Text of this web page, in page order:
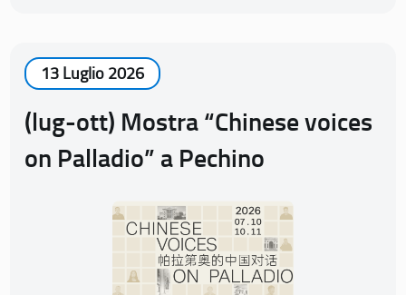
13 Luglio 2026
(lug-ott) Mostra “Chinese voices
on Palladio” a Pechino